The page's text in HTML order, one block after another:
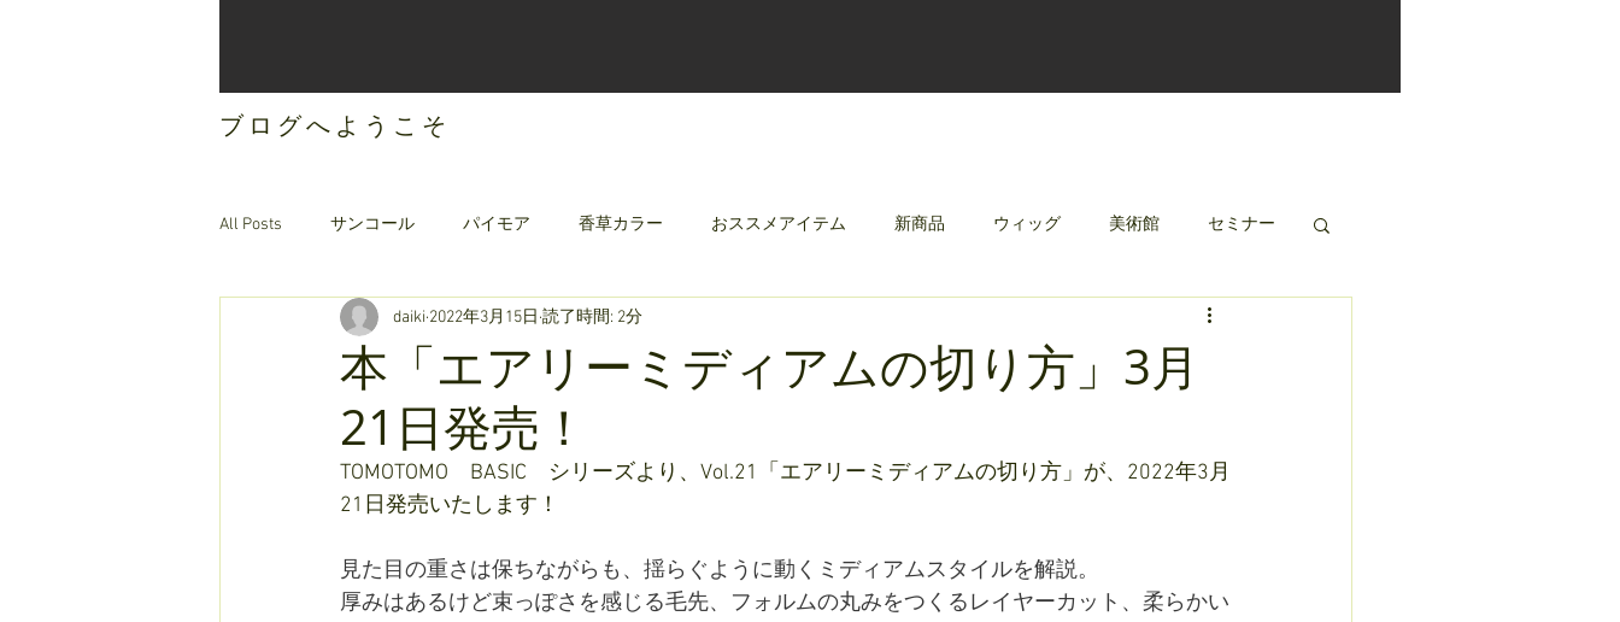
ブログへようこそ
All Posts サンコール パイモア 香草カラー おススメアイテム 新商品 ウィッグ 美術館 セミナー
オリジナルヘアケア クリレージュ
本「エアリーミディアムの切り方」3月
21日発売！
daiki 2022年3月15日 読了時間: 2分
TOMOTOMO　BASIC　シリーズより、Vol.21「エアリーミディアムの切り方」が、2022年3月
21日発売いたします！
見た目の重さは保ちながらも、揺らぐように動くミディアムスタイルを解説。
厚みはあるけど束っぽさを感じる毛先、フォルムの丸みをつくるレイヤーカット、柔らかい